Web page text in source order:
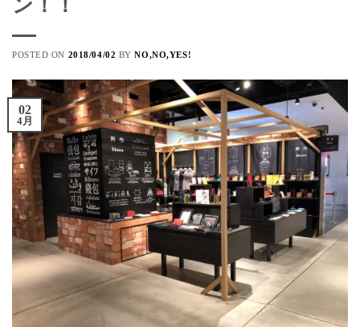
ン！！
POSTED ON 2018/04/02 BYNO,NO,YES!
02
4月